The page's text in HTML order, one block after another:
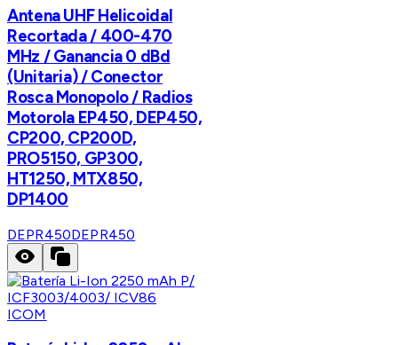
Antena UHF Helicoidal
Recortada / 400-470
MHz / Ganancia 0 dBd
(Unitaria) / Conector
Rosca Monopolo / Radios
Motorola EP450, DEP450,
CP200, CP200D,
PRO5150, GP300,
HT1250, MTX850,
DP1400
DEPR450DEPR450
ICOM